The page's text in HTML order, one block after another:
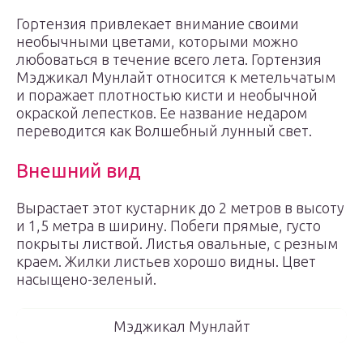
Гортензия привлекает внимание своими
необычными цветами, которыми можно
любоваться в течение всего лета. Гортензия
Мэджикал Мунлайт относится к метельчатым
и поражает плотностью кисти и необычной
окраской лепестков. Ее название недаром
переводится как Волшебный лунный свет.
Внешний вид
Вырастает этот кустарник до 2 метров в высоту
и 1,5 метра в ширину. Побеги прямые, густо
покрыты листвой. Листья овальные, с резным
краем. Жилки листьев хорошо видны. Цвет
насыщено-зеленый.
Мэджикал Мунлайт